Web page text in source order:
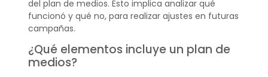
del plan de medios. Esto implica analizar qué
funcionó y qué no, para realizar ajustes en futuras
campañas.
¿Qué elementos incluye un plan de
medios?